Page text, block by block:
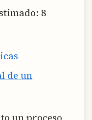
8
de un
un proceso